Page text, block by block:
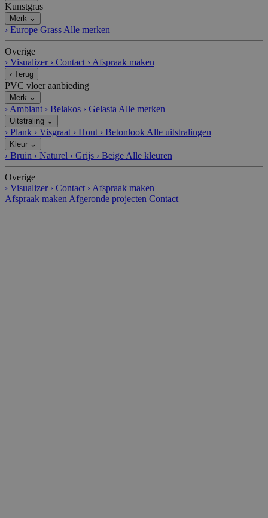
Kunstgras
Merk ⌄
› Europe Grass Alle merken
Overige
› Visualizer › Contact › Afspraak maken
‹ Terug
PVC vloer aanbieding
Merk ⌄
› Ambiant › Belakos › Gelasta Alle merken
Uitstraling ⌄
› Plank › Visgraat › Hout › Betonlook Alle uitstralingen
Kleur ⌄
› Bruin › Naturel › Grijs › Beige Alle kleuren
Overige
› Visualizer › Contact › Afspraak maken
Afspraak maken Afgeronde projecten Contact